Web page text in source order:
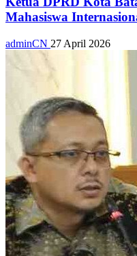
Mahasiswa
adminCN 27 April 2026